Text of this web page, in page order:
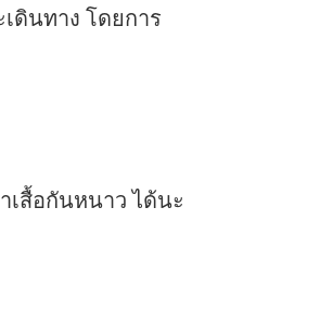
ดินทาง โดยการ
เสื้อกันหนาว ได้นะ